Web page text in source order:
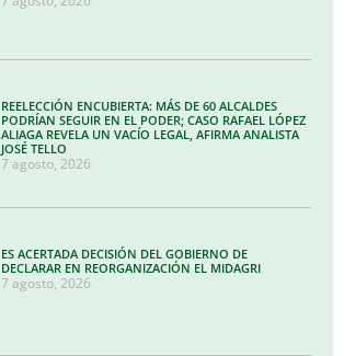
REELECCIÓN ENCUBIERTA: MÁS DE 60 ALCALDES
PODRÍAN SEGUIR EN EL PODER; CASO RAFAEL LÓPEZ
ALIAGA REVELA UN VACÍO LEGAL, AFIRMA ANALISTA
JOSÉ TELLO
7 agosto, 2026
ES ACERTADA DECISIÓN DEL GOBIERNO DE
DECLARAR EN REORGANIZACIÓN EL MIDAGRI
7 agosto, 2026